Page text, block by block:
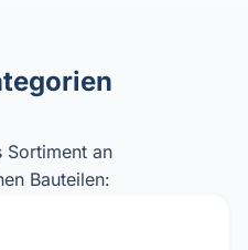
Sortiment an
Bauteilen: